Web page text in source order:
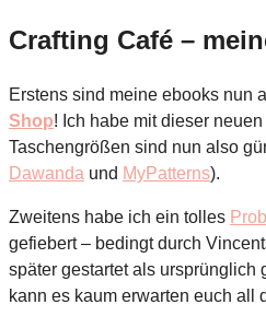
Crafting Café –
Erstens sind meine ebooks nun
Shop! Ich habe mit dieser
Taschengrößen sind nun also
Dawanda und MyPatterns).
Zweitens habe ich ein tolles
gefiebert – bedingt durch
später gestartet als ursprünglich
kann es kaum erwarten euch all